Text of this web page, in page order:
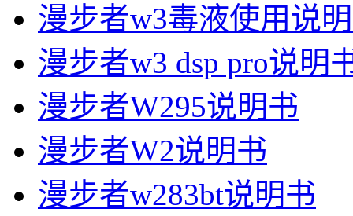
漫步者w3毒液使用说
漫步者w3 dsp pro说明
漫步者W295说明书
漫步者W2说明书
漫步者w283bt说明书